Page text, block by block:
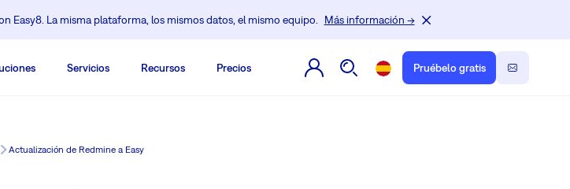
Easy8. La misma plataforma, los mismos datos, el mismo equipo. Más información →
Servicios Recursos Precios Pruébelo gratis
Actualización de Redmine a Easy